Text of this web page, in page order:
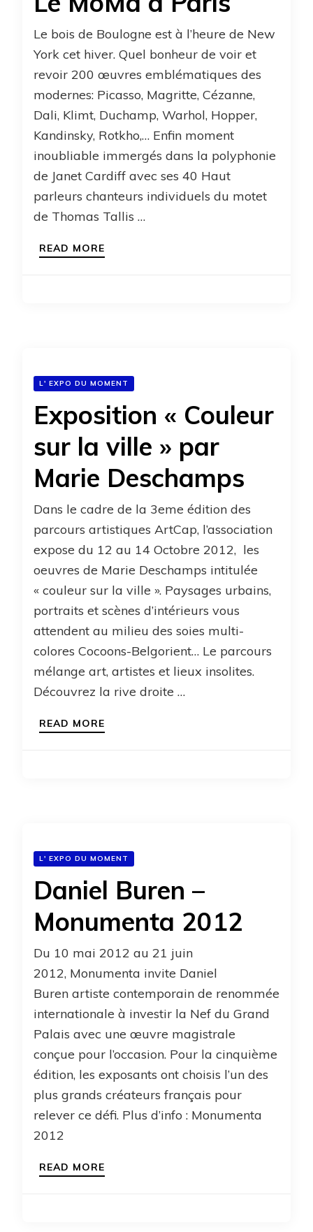
Le bois de Boulogne est à l’heure de New
York cet hiver. Quel bonheur de voir et
revoir 200 œuvres emblématiques des
modernes: Picasso, Magritte, Cézanne,
Dali, Klimt, Duchamp, Warhol, Hopper,
Kandinsky, Rotkho,… Enfin moment
inoubliable immergés dans la polyphonie
de Janet Cardiff avec ses 40 Haut
parleurs chanteurs individuels du motet
de Thomas Tallis …
READ MORE
L' EXPO DU MOMENT
Exposition « Couleur
sur la ville » par
Marie Deschamps
Dans le cadre de la 3eme édition des
parcours artistiques ArtCap, l’association
expose du 12 au 14 Octobre 2012, les
oeuvres de Marie Deschamps intitulée
« couleur sur la ville ». Paysages urbains,
portraits et scènes d’intérieurs vous
attendent au milieu des soies multi-
colores Cocoons-Belgorient… Le parcours
mélange art, artistes et lieux insolites.
Découvrez la rive droite …
READ MORE
L' EXPO DU MOMENT
Daniel Buren –
Monumenta 2012
Du 10 mai 2012 au 21 juin
2012, Monumenta invite Daniel
Buren artiste contemporain de renommée
internationale à investir la Nef du Grand
Palais avec une œuvre magistrale
conçue pour l’occasion. Pour la cinquième
édition, les exposants ont choisis l’un des
plus grands créateurs français pour
relever ce défi. Plus d’info : Monumenta
2012
READ MORE